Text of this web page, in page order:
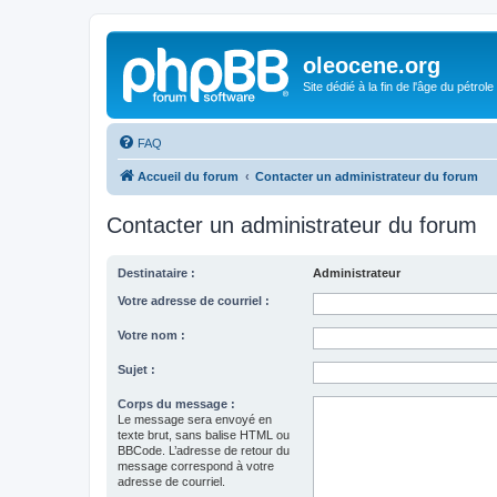
oleocene.org
Site dédié à la fin de l'âge du pétrole
FAQ
Accueil du forum Contacter un administrateur du forum
Contacter un administrateur du forum
Destinataire : Administrateur
Votre adresse de courriel :
Votre nom :
Sujet :
Corps du message :
Le message sera envoyé en
texte brut, sans balise HTML ou
BBCode. L’adresse de retour du
message correspond à votre
adresse de courriel.